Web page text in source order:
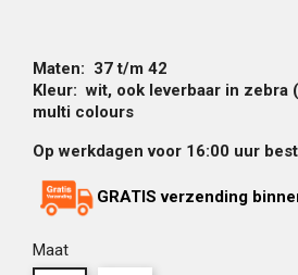
Maten: 37 t/m 42
Kleur: wit, ook leverbaar in
multi colours
Op werkdagen voor 16:00 uur
GRATIS verzending
Maat